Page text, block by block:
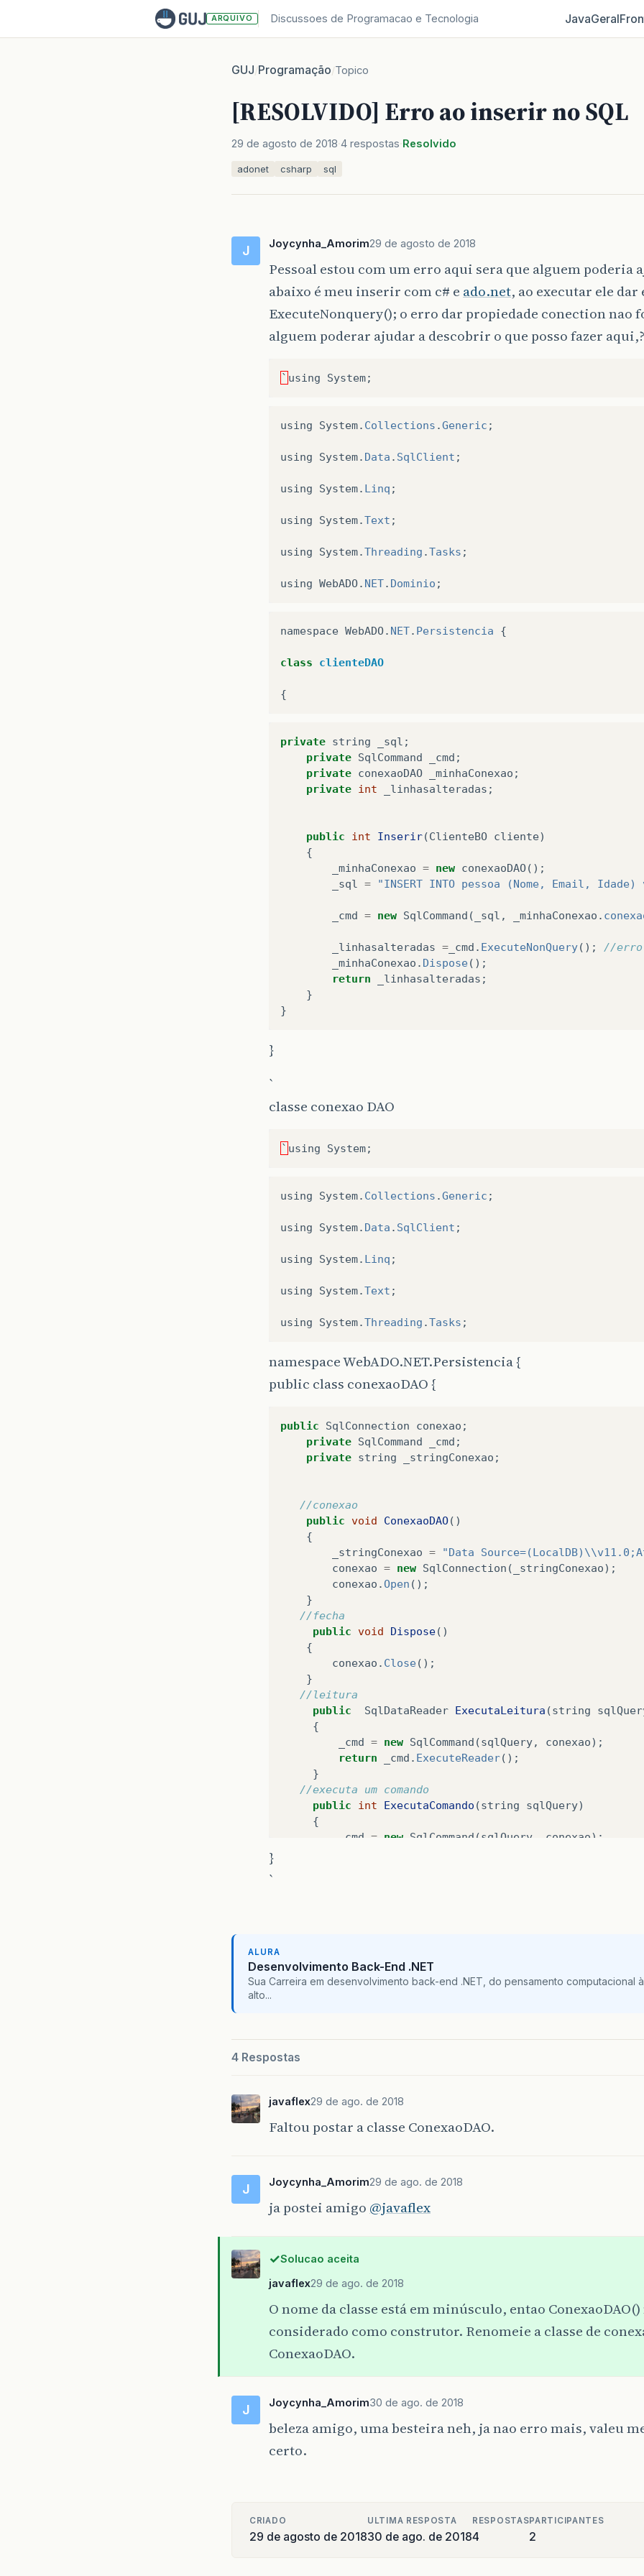
ARQUIVO Discussoes de Programacao e Tecnologia JavaGeral
GUJ/Programação/Topico
[RESOLVIDO] Erro ao inserir no SQL
29 de agosto de 2018 4 respostas Resolvido
adonet csharp sql
J Joycynha_Amorim29 de agosto de 2018
Pessoal estou com um erro aqui sera que alguem poderia
abaixo é meu inserir com c# e ado.net, ao executar ele
ExecuteNonquery(); o erro dar propiedade conection nao
alguem poderar ajudar a descobrir o que posso fazer
` using System;
using System. Collections .Generic ;
using System. Data . SqlClient ;
using System. Linq ;
using System.Text ;
using System.Threading .Tasks ;
using WebADO. NET. Dominio ;
namespace WebADO. NET. Persistencia {
class clienteDAO
{
private string _sql ;
private SqlCommand _cmd ;
private conexaoDAO _minhaConexao ;
private int _linhasalteradas ;
public int Inserir(ClienteBO cliente)
{
_minhaConexao = new conexaoDAO();
_sql
= "INSERT INTO pessoa (Nome, Email,
_cmd = new SqlCommand ( _sql , _minhaConexao .
_linhasalteradas = _cmd . ExecuteNonQuery();
//erro
_minhaConexao . Dispose();
return
_linhasalteradas ;
}
}
}
`
classe conexao DAO
` using System;
using System. Collections .Generic ;
using System. Data . SqlClient ;
using System. Linq ;
using System.Text ;
using System.Threading .Tasks ;
namespace WebADO.NET.Persistencia {
public class conexaoDAO {
public SqlConnection conexao ;
private SqlCommand _cmd ;
private string _stringConexao ;
//conexao
public void ConexaoDAO()
{
_stringConexao =
"Data
conexao = new SqlConnection ( _stringConexao);
conexao .Open ();
}
//fecha
public void Dispose()
{
conexao . Close();
}
//leitura
public
SqlDataReader ExecutaLeitura (string
{
_cmd = new SqlCommand (sqlQuery, conexao);
return
_cmd . ExecuteReader();
}
//executa um comando
public
int ExecutaComando (string sqlQuery)
{
_cmd = new SqlCommand (sqlQuery conexao);
}
`
ALURA
Desenvolvimento Back-End .NET
Sua Carreira em desenvolvimento back-end .NET, do pensamento computacional
alto...
4 Respostas
javaflex29 de ago. de 2018
Faltou postar a classe ConexaoDAO.
J Joycynha_Amorim29 de ago. de 2018
ja postei amigo @javaflex
Solucao aceita
javaflex29 de ago. de 2018
O nome da classe está em minúsculo, entao
considerado como construtor. Renomeie a classe de
ConexaoDAO.
J Joycynha_Amorim30 de ago. de 2018
beleza amigo, uma besteira neh, ja nao erro mais, valeu
certo.
CRIADO
29 de agosto de 2018
ULTIMA RESPOSTA
30 de ago. de 2018
RESPOSTAS
4
PARTICIPANTES
2